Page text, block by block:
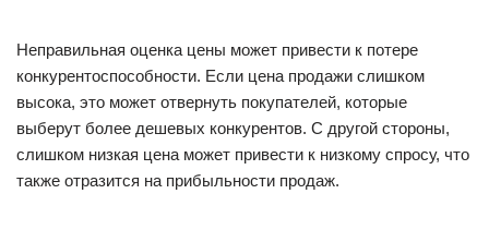
Неправильная оценка цены может привести к потере
конкурентоспособности. Если цена продажи слишком
высока, это может отвернуть покупателей, которые
выберут более дешевых конкурентов. С другой стороны,
слишком низкая цена может привести к низкому спросу, что
также отразится на прибыльности продаж.